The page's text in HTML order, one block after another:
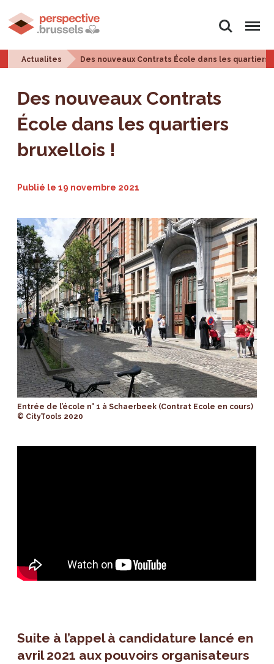
Rechercher
Menu
Actualites Des nouveaux Contrats École dans les quartiers
Des nouveaux Contrats
École dans les quartiers
bruxellois !
Publié le19 novembre 2021
Entrée de l’école n° 1 à Schaerbeek (Contrat Ecole en cours)
© CityTools 2020
Suite à l’appel à candidature lancé en
avril 2021 aux pouvoirs organisateurs